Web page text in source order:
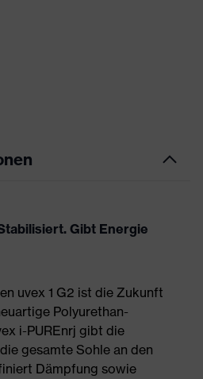
Gibt Energie
uvex 1 G2 ist die Zukunft
Polyurethan-
i-PUREnrj gibt die
gesamte Sohle an den
Dämpfung sowie